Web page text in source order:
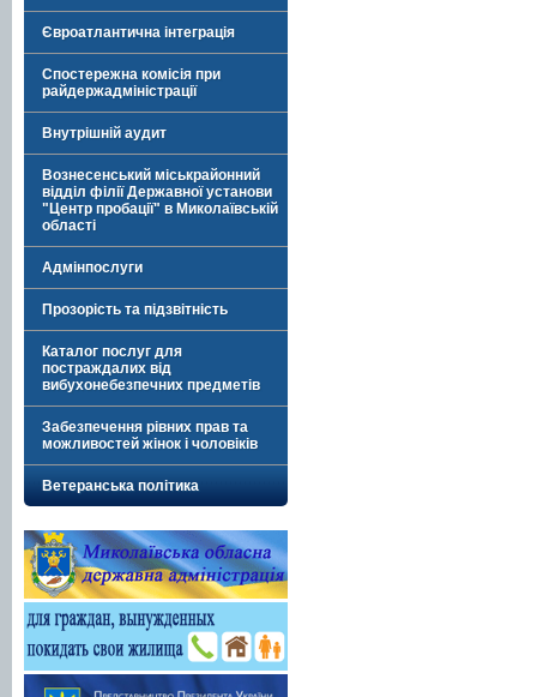
Євроатлантична інтеграція
Спостережна комісія при
райдержадміністрації
Внутрішній аудит
Вознесенський міськрайонний
відділ філії Державної установи
"Центр пробації" в Миколаївській
області
Адмінпослуги
Прозорість та підзвітність
Каталог послуг для
постраждалих від
вибухонебезпечних предметів
Забезпечення рівних прав та
можливостей жінок і чоловіків
Ветеранська політика